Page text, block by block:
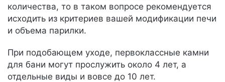
количества, то в таком вопросе рекомендуется
исходить из критериев вашей модификации печи
и объема парилки.
При подобающем уходе, первоклассные камни
для бани могут прослужить около 4 лет, а
отдельные виды и вовсе до 10 лет.